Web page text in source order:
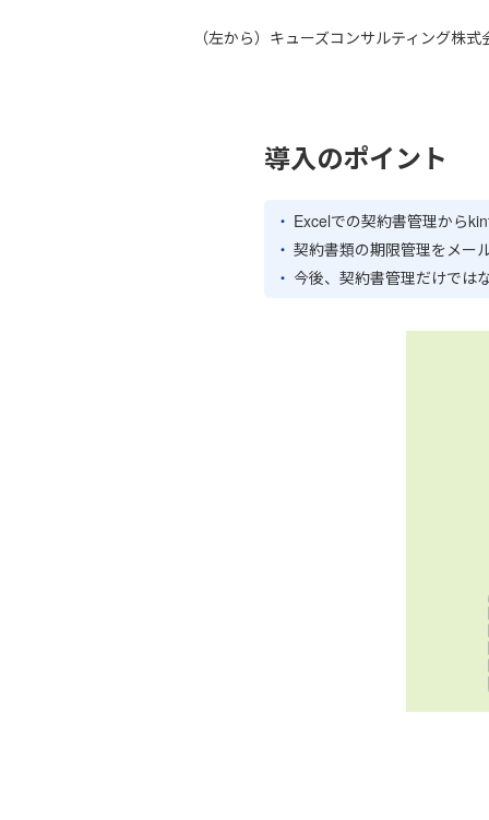
（左から）キューズコンサルティング株
導入のポイント
Excelでの契約書管理から
契約書類の期限管理をメー
今後、契約書管理だけでは